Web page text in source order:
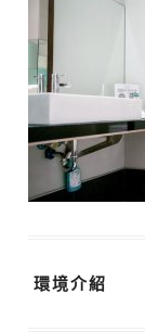
環境介紹